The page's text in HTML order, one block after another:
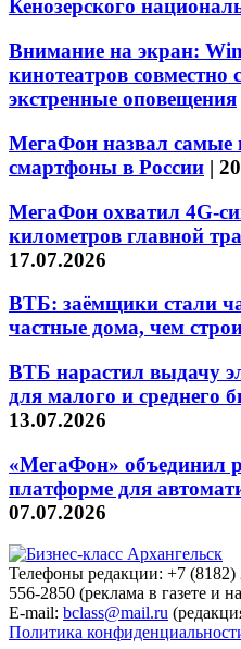
Кенозерского
Внимание на экран:
кинотеатров
экстренные оповещения
МегаФон назвал самые
смартфоны в России |
МегаФон охватил 4G-
километров главной
17.07.2026
ВТБ: заёмщики стали
частные дома, чем
ВТБ нарастил выдачу
для малого и среднего
13.07.2026
«МегаФон» объединил
платформе для
07.07.2026
Телефоны редакции: +7 (8182)
556-2850 (реклама в газете и
E-mail: bclass@mail.ru
Политика